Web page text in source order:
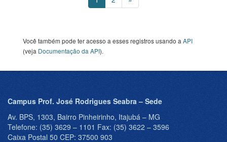
Você também pode ter acesso a esses registros usando a API
(veja Documentação da API).
Campus Prof. José Rodrigues Seabra – Sede
Av. BPS, 1303, Bairro Pinheirinho, Itajubá – MG
Telefone: (35) 3629 – 1101 Fax: (35) 3622 – 3596
Caixa Postal 50 CEP: 37500 903